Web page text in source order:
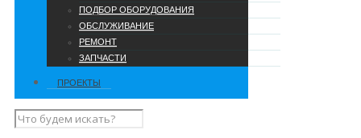
ПОДБОР ОБОРУДОВАНИЯ
ОБСЛУЖИВАНИЕ
РЕМОНТ
ЗАПЧАСТИ
ПРОЕКТЫ